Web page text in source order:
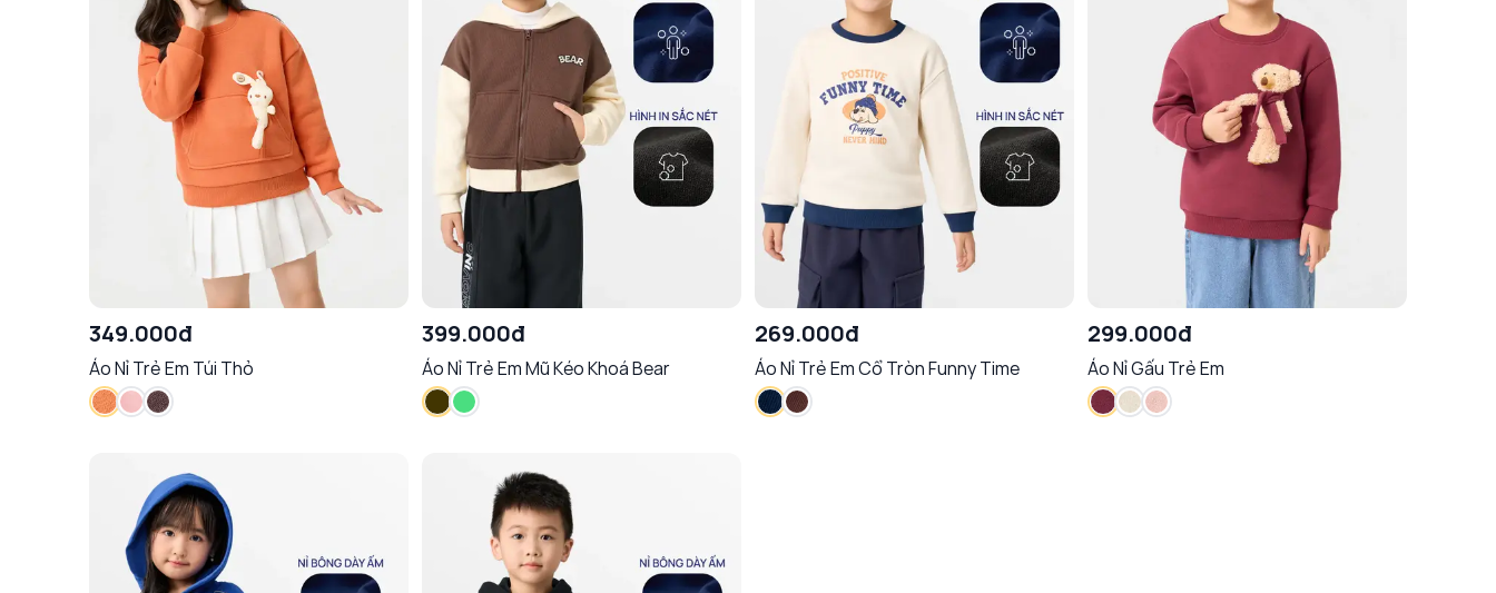
349.000đ
Áo Nỉ Trẻ Em Túi Thỏ
399.000đ
Áo Nỉ Trẻ Em Mũ Kéo Khoá Bear
269.000đ
Áo Nỉ Trẻ Em Cổ Tròn Funny Time
299.000đ
Áo Nỉ Gấu Trẻ Em